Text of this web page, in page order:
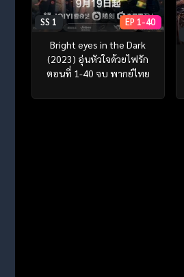
SS 1 EP 1-40
Bright eyes in the Dark
(2023) อุ่นหัวใจด้วยไฟรัก
ตอนที่ 1-40 จบ พากย์ไทย